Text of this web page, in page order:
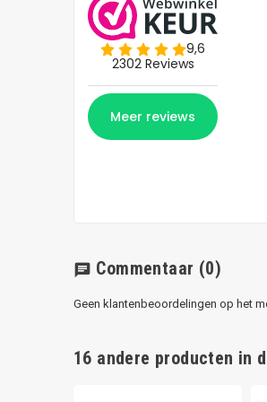
chat Commentaar (0)
Geen klantenbeoordelingen op het
16 andere producten in